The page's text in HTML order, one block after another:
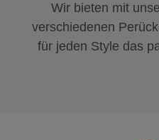
Wir bieten mit
verschiedenen
für jeden Style das